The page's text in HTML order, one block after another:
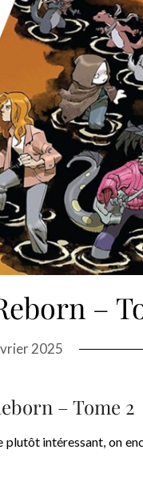
–
2025
– Tome 2
intéressant, on